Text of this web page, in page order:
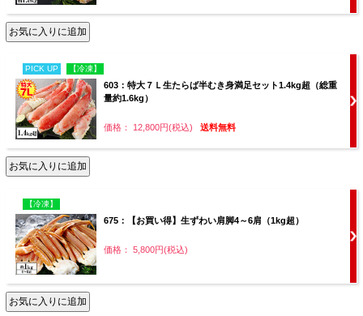
PICK UP 【冷凍】
603：特大７Ｌ生たらば半むき身満足セット1.4kg超（総重
量約1.6kg）
価格： 12,800円(税込) 送料無料
【冷凍】
675：【お買い得】生ずわい肩脚4～6肩（1kg超）
価格： 5,800円(税込)